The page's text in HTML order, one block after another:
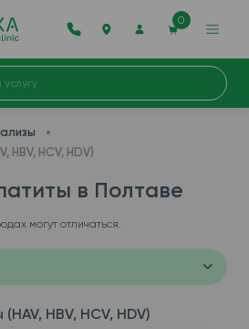
0
HBV, HCV, HDV)
в Полтаве
могут отличаться.
HBV, HCV, HDV)